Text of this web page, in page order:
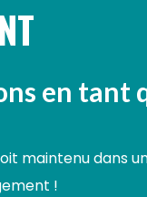
en tant
maintenu dans
!